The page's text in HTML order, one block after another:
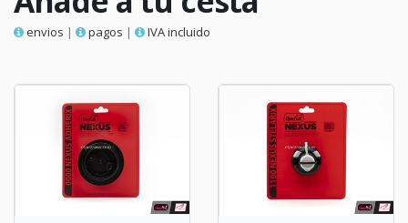
envios | pagos | IVA incluido